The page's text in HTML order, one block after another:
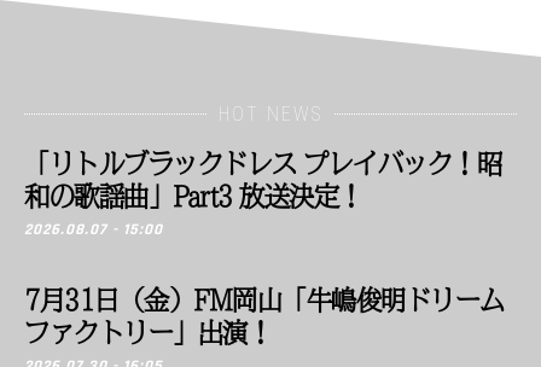
HOT NEWS
「リトルブラックドレス プレイバック！昭
和の歌謡曲」Part3 放送決定！
2026.08.07 - 15:00
7月31日（金）FM岡山「牛嶋俊明ドリーム
ファクトリー」出演！